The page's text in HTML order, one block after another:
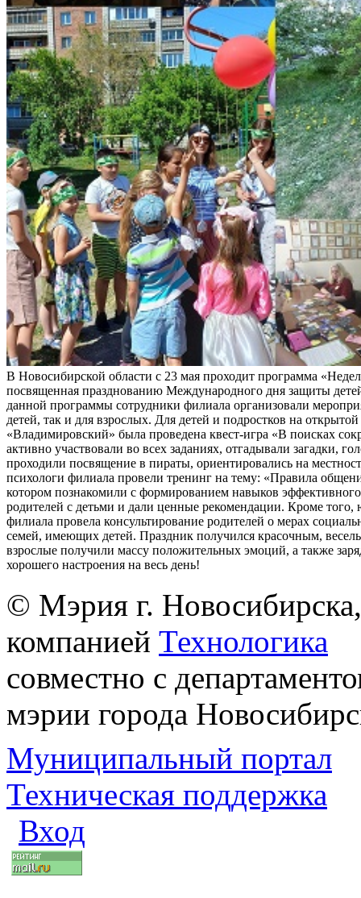
В Новосибирской области с 23 мая проходит программа
посвященная празднованию Международного дня защиты
данной программы сотрудники филиала организовали
детей, так и для взрослых. Для детей и подростков на
«Владимировский» была проведена квест-игра «В поисках
активно участвовали во всех заданиях, отгадывали загадки,
проходили посвящение в пираты, ориентировались на
психологи филиала провели тренинг на тему: «Правила
котором познакомили с формированием навыков
родителей с детьми и дали ценные рекомендации. Кроме того,
филиала провела консультирование родителей о мерах
семей, имеющих детей. Праздник получился красочным,
взрослые получили массу положительных эмоций, а также
хорошего настроения на весь день!
© Мэрия г.
компанией Технологика
совместно с
мэрии города
Муниципальный портал
Техническая поддержка
Вход